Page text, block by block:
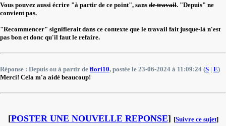
Vous pouvez aussi écrire "à partir de ce point", sans de travail. "Depuis" ne
convient pas.
"Recommencer" signifierait dans ce contexte que le travail fait jusque-là n'est
pas bon et donc qu'il faut le refaire.
Réponse : Depuis ou à partir de flori10, postée le 23-06-2024 à 11:09:24 (S | E)
Merci! Cela m'a aidé beaucoup!
[POSTER UNE NOUVELLE REPONSE] [Suivre ce sujet]